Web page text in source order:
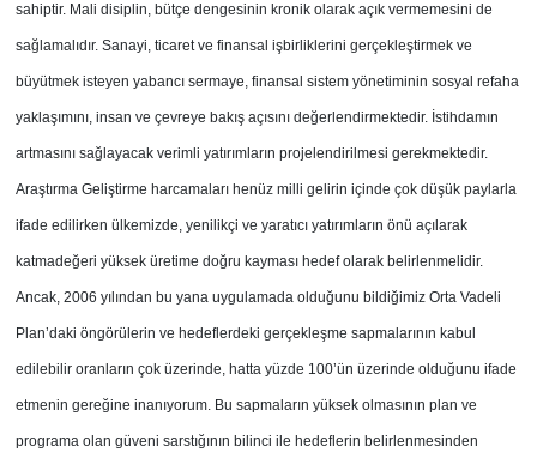
sahiptir. Mali disiplin, bütçe dengesinin kronik olarak açık vermemesini de
sağlamalıdır. Sanayi, ticaret ve finansal işbirliklerini gerçekleştirmek ve
büyütmek isteyen yabancı sermaye, finansal sistem yönetiminin sosyal refaha
yaklaşımını, insan ve çevreye bakış açısını değerlendirmektedir. İstihdamın
artmasını sağlayacak verimli yatırımların projelendirilmesi gerekmektedir.
Araştırma Geliştirme harcamaları henüz milli gelirin içinde çok düşük paylarla
ifade edilirken ülkemizde, yenilikçi ve yaratıcı yatırımların önü açılarak
katmadeğeri yüksek üretime doğru kayması hedef olarak belirlenmelidir.
Ancak, 2006 yılından bu yana uygulamada olduğunu bildiğimiz Orta Vadeli
Plan’daki öngörülerin ve hedeflerdeki gerçekleşme sapmalarının kabul
edilebilir oranların çok üzerinde, hatta yüzde 100’ün üzerinde olduğunu ifade
etmenin gereğine inanıyorum. Bu sapmaların yüksek olmasının plan ve
programa olan güveni sarstığının bilinci ile hedeflerin belirlenmesinden